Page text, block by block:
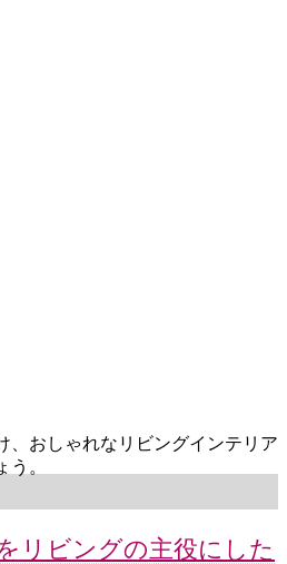
、おしゃれなリビングインテリア
。
リビングの主役にした